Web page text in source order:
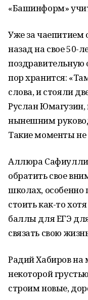
«Башинформ»
Уже за чаепитием
назад на свое 50-
поздравительную
пор хранится:
слова, и стояли
Руслан Юмагузин,
нынешним
Такие моменты не
Аллюра
обратить свое
школах, особенно
стоить как-то
баллы для ЕГЭ
связать свою
Радий Хабиров на
некоторой
строим новые,